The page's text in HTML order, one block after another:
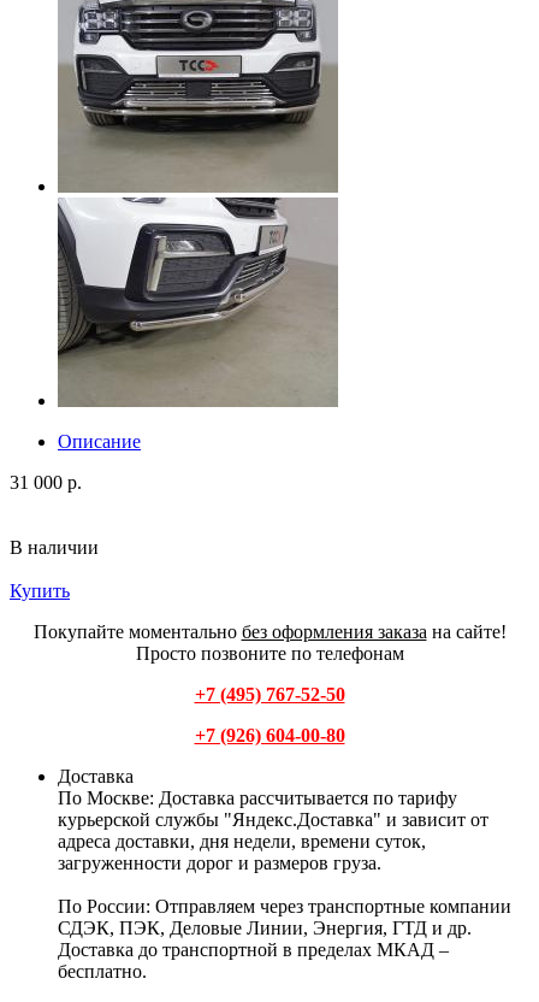
Описание
31 000 р.
В наличии
Купить
Покупайте моментально без оформления заказа на сайте!
Просто позвоните по телефонам
+7 (495) 767-52-50
+7 (926) 604-00-80
Доставка
По Москве: Доставка рассчитывается по тарифу
курьерской службы "Яндекс.Доставка" и зависит от
адреса доставки, дня недели, времени суток,
загруженности дорог и размеров груза.
По России: Отправляем через транспортные компании
СДЭК, ПЭК, Деловые Линии, Энергия, ГТД и др.
Доставка до транспортной в пределах МКАД –
бесплатно.